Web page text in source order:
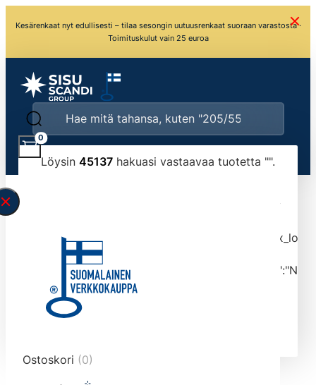
Kesärenkaat nyt edullisesti – tilaa sesongin uutuusrenkaat suoraan varastosta ·
Toimituskulut vain 25 euroa
Löysin 45137 hakuasi vastaavaa tuotetta "".
typed the search query correctly.<br>Currently
tmlmvi","meta_query":
data-original-query-vars="[]" data-page="1"
data-max-pages="4514" data-start="1" data-
end="10">
0
Ostoskori (0)